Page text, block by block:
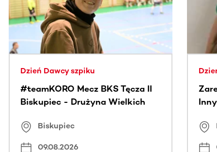
Dzień Dawcy szpiku
#teamKORO Mecz BKS Tęcza II
Biskupiec - Drużyna Wielkich
Biskupiec
09.08.2026